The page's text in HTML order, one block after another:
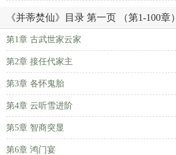
《并蒂焚仙》目录 第一页 （第1-100章）
第1章 古武世家云家
第2章 接任代家主
第3章 各怀鬼胎
第4章 云听雪进阶
第5章 智商突显
第6章 鸿门宴